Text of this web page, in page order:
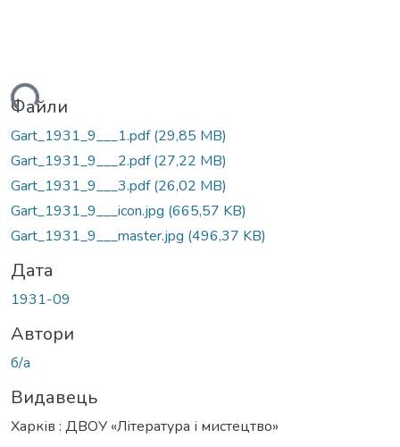
Файли
Gart_1931_9___1.pdf(29,85 MB)
Gart_1931_9___2.pdf(27,22 MB)
Gart_1931_9___3.pdf(26,02 MB)
Gart_1931_9___icon.jpg (665,57 KB)
Gart_1931_9___master.jpg (496,37 KB)
Дата
1931-09
Автори
б/а
Видавець
Харків : ДВОУ «Література і мистецтво»